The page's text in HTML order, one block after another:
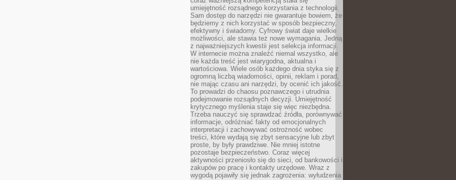
umiejętność rozsądnego korzystania z technologii.
Sam dostęp do narzędzi nie gwarantuje bowiem, że
będziemy z nich korzystać w sposób bezpieczny,
efektywny i świadomy. Cyfrowy świat daje wielkie
możliwości, ale stawia też nowe wymagania. Jedną
z najważniejszych kwestii jest selekcja informacji.
W internecie można znaleźć niemal wszystko, ale
nie każda treść jest wiarygodna, aktualna i
wartościowa. Wiele osób każdego dnia styka się z
ogromną liczbą wiadomości, opinii, reklam i porad,
nie mając czasu ani narzędzi, by ocenić ich jakość.
To prowadzi do chaosu poznawczego i utrudnia
podejmowanie rozsądnych decyzji. Umiejętność
krytycznego myślenia staje się więc niezbędna.
Trzeba nauczyć się sprawdzać źródła, porównywać
informacje, odróżniać fakty od emocjonalnych
interpretacji i zachowywać ostrożność wobec
treści, które wydają się zbyt sensacyjne lub zbyt
proste, by były prawdziwe. Nie mniej istotne
pozostaje bezpieczeństwo. Coraz więcej
aktywności przeniosło się do sieci, od bankowości i
zakupów po pracę i kontakty urzędowe. Wraz z
wygodą pojawiły się jednak zagrożenia: wyłudzenia